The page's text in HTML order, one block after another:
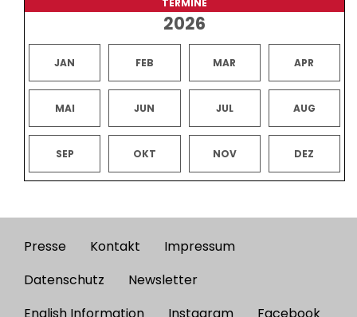
2026
JAN FEB MAR APR
MAI JUN JUL AUG
SEP OKT NOV DEZ
Footer
menu
Presse Kontakt
Impressum
Datenschutz
Newsletter
English Information
Instagram Facebook